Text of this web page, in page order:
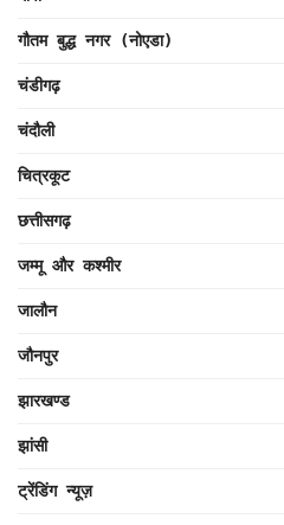
गौतम बुद्ध नगर (नोएडा)
चंडीगढ़
चंदौली
चित्रकूट
छत्तीसगढ़
जम्मू और कश्मीर
जालौन
जौनपुर
झारखण्ड
झांसी
ट्रेंडिंग न्यूज़